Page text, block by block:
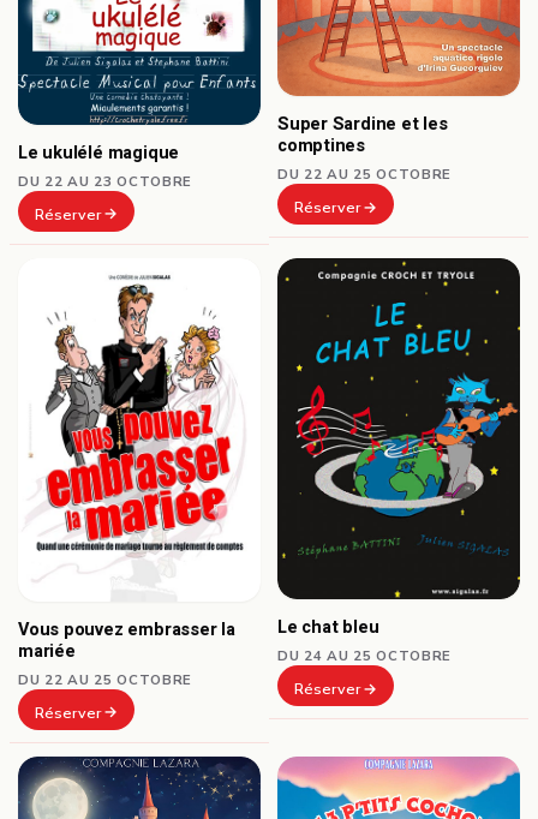
Le ukulélé magique
DU 22 AU 23 OCTOBRE
Réserver
Super Sardine et les
comptines
DU 22 AU 25 OCTOBRE
Réserver
Vous pouvez embrasser la
mariée
DU 22 AU 25 OCTOBRE
Réserver
Le chat bleu
DU 24 AU 25 OCTOBRE
Réserver